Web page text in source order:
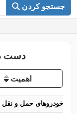
جستجو کردن
دست
اهمیت